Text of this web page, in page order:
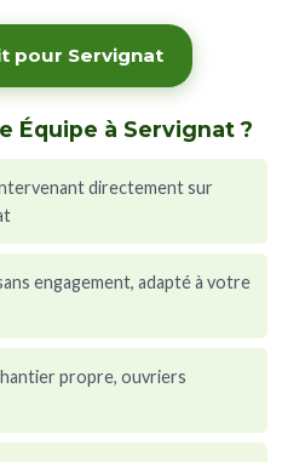
pour Servignat
Équipe à Servignat ?
directement sur
engagement, adapté à votre
propre, ouvriers